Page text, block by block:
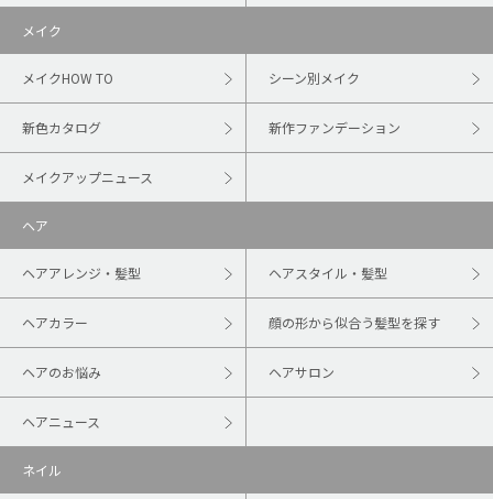
メイク
メイクHOW TO シーン別メイク
新色カタログ 新作ファンデーション
メイクアップニュース
ヘア
ヘアアレンジ・髪型 ヘアスタイル・髪型
ヘアカラー 顔の形から似合う髪型を探す
ヘアのお悩み ヘアサロン
ヘアニュース
ネイル